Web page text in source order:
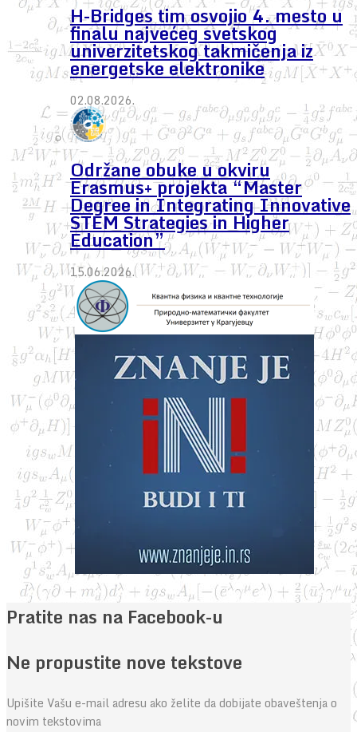
H-Bridges tim osvojio 4. mesto u
finalu najvećeg svetskog
univerzitetskog takmičenja iz
energetske elektronike
02.08.2026.
Održane obuke u okviru
Erasmus+ projekta “Master
Degree in Integrating Innovative
STEM Strategies in Higher
Education”
15.06.2026.
Pratite nas na Facebook-u
Ne propustite nove tekstove
Upišite Vašu e-mail adresu ako želite da dobijate obaveštenja o
novim tekstovima